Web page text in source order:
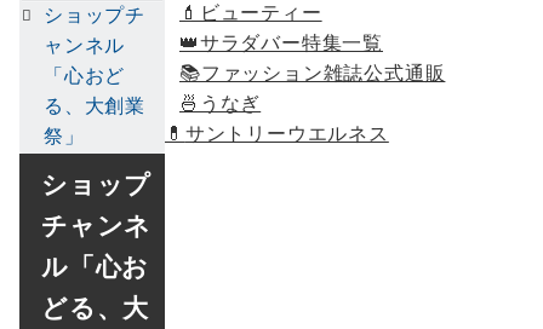
ショップチ
ャンネル
「心おど
る、大創業
祭」
ショップ
チャンネ
ル「心お
どる、大
💄ビューティー
👑サラダバー特集一覧
📚ファッション雑誌公式通販
🍜うなぎ
💊 サントリーウエルネス